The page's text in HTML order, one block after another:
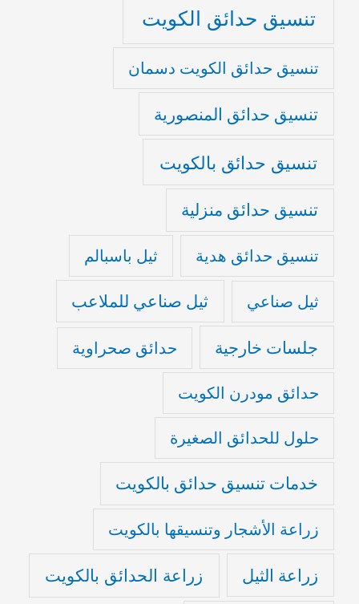
تنسيق حدائق الكويت
تنسيق حدائق الكويت دسمان
تنسيق حدائق المنصورية
تنسيق حدائق بالكويت
تنسيق حدائق منزلية
تنسيق حدائق هدية ثيل باسبالم
ثيل صناعي ثيل صناعي للملاعب
جلسات خارجية حدائق صحراوية
حدائق مودرن الكويت
حلول للحدائق الصغيرة
خدمات تنسيق حدائق بالكويت
زراعة الأشجار وتنسيقها بالكويت
زراعة الثيل زراعة الحدائق بالكويت